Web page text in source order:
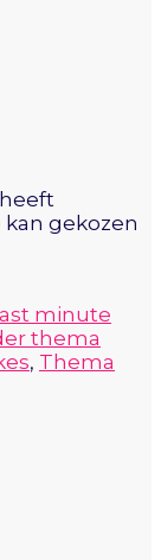
gekozen
minute
thema
, Thema